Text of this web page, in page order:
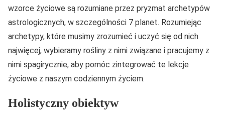
wzorce życiowe są rozumiane przez pryzmat archetypów
astrologicznych, w szczególności 7 planet. Rozumiejąc
archetypy, które musimy zrozumieć i uczyć się od nich
najwięcej, wybieramy rośliny z nimi związane i pracujemy z
nimi spagirycznie, aby pomóc zintegrować te lekcje
życiowe z naszym codziennym życiem.
Holistyczny obiektyw